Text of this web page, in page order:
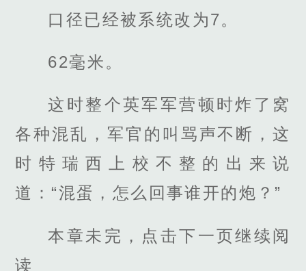
口径已经被系统改为7。
62毫米。
这时整个英军军营顿时炸了窝
各种混乱，军官的叫骂声不断，这
时特瑞西上校不整的出来说
道：“混蛋，怎么回事谁开的炮？”
本章未完，点击下一页继续阅
读